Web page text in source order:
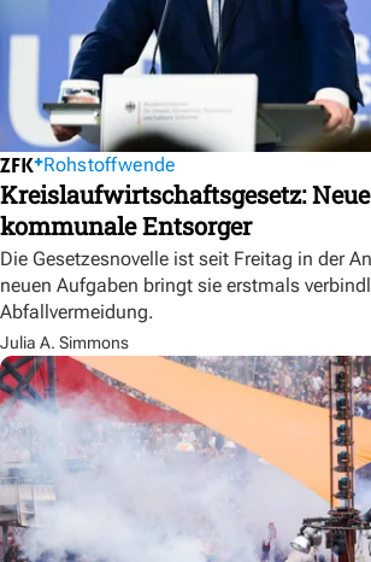
Rohstoffwende
Kreislaufwirtschaftsgesetz:
kommunale Entsorger
Die Gesetzesnovelle ist seit Freitag in der
neuen Aufgaben bringt sie erstmals
Abfallvermeidung.
Julia A. Simmons